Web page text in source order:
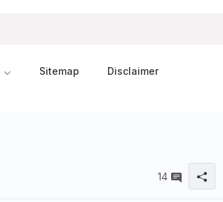
Sitemap Disclaimer
14